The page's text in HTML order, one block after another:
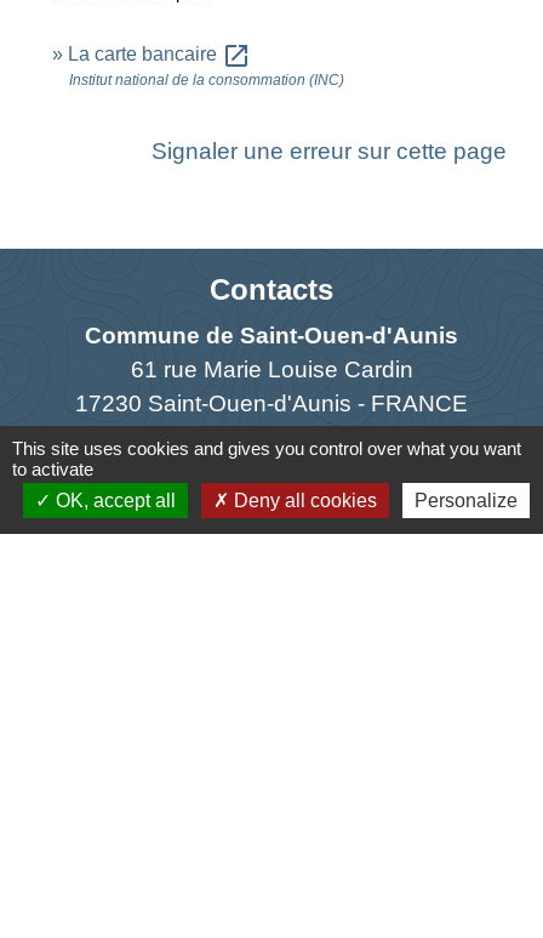
La carte bancaire open_in_new
Institut national de la consommation (INC)
Signaler une erreur sur cette page
Contacts
Commune de Saint-Ouen-d'Aunis
61 rue Marie Louise Cardin
17230 Saint-Ouen-d'Aunis - FRANCE
+33 5 46 01 40 64
This site uses cookies and gives you control over what you want
to activate
OK, accept all
Deny all cookies Personalize